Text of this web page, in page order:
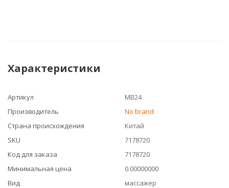
Характеристики
Артикул
МВ24
Производитель
No brand
Страна происхождения
Китай
SKU
7178720
Код для заказа
7178720
Минимальная цена
0.00000000
Вид
массажер